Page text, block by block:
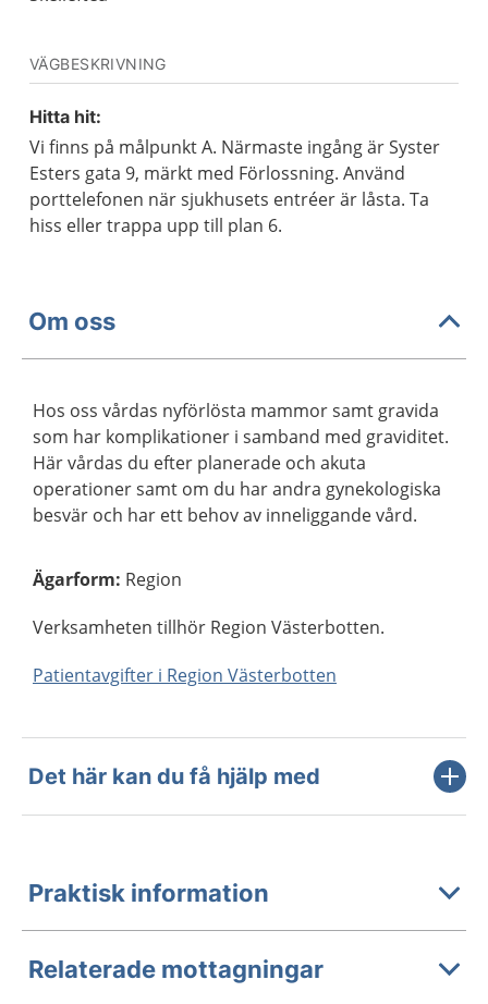
VÄGBESKRIVNING
Hitta hit:
Vi finns på målpunkt A. Närmaste ingång är Syster
Esters gata 9, märkt med Förlossning. Använd
porttelefonen när sjukhusets entréer är låsta. Ta
hiss eller trappa upp till plan 6.
Om oss
Hos oss vårdas nyförlösta mammor samt gravida
som har komplikationer i samband med graviditet.
Här vårdas du efter planerade och akuta
operationer samt om du har andra gynekologiska
besvär och har ett behov av inneliggande vård.
Ägarform: Region
Verksamheten tillhör Region Västerbotten.
Patientavgifter i Region Västerbotten
Det här kan du få hjälp med
Praktisk information
Relaterade mottagningar